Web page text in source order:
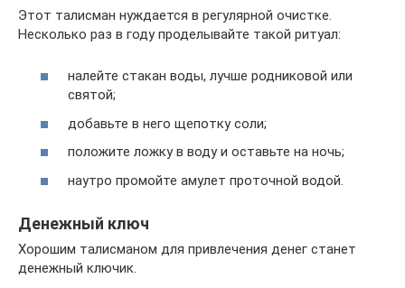
Этот талисман нуждается в регулярной очистке.
Несколько раз в году проделывайте такой ритуал:
налейте стакан воды, лучше родниковой или
святой;
добавьте в него щепотку соли;
положите ложку в воду и оставьте на ночь;
наутро промойте амулет проточной водой.
Денежный ключ
Хорошим талисманом для привлечения денег станет
денежный ключик.